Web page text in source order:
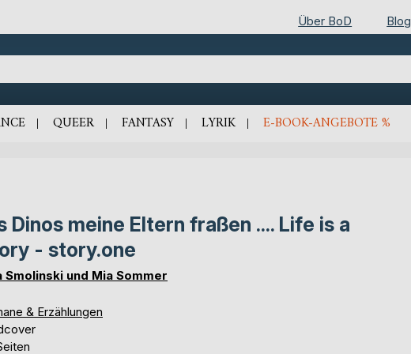
Über BoD Blog
QUEER FANTASY LYRIK E-BOOK-ANGEBOTE %
Dinos meine Eltern fraßen .... Life is a
- story.one
Smolinski und Mia Sommer
& Erzählungen